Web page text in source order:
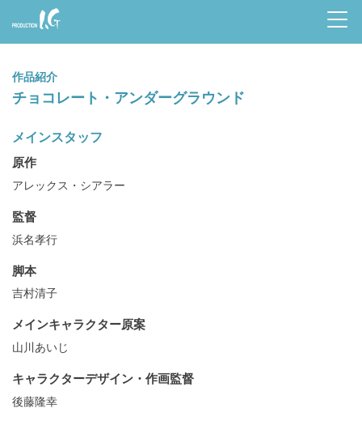
Prod
uctio
n I.G
作品紹介
チョコレート・アンダーグラウンド
メインスタッフ
原作
アレックス・シアラー
監督
浜名孝行
脚本
吉村清子
メインキャラクター原案
山川あいじ
キャラクターデザイン・作画監督
後藤隆幸